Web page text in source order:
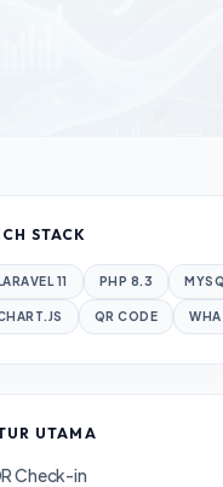
STACK
11 PHP 8.3
QR CODE
UTAMA
Check-in